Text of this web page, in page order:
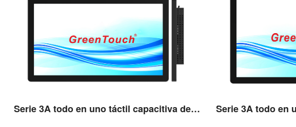
Ver detalles
Serie 3A todo en uno táctil capacitiva de 21,5''